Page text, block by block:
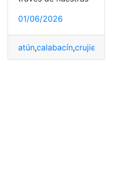
01/06/2026
atún,calabacín,crujiente